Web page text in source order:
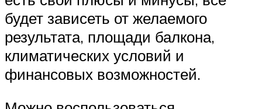
будет зависеть от желаемого
результата, площади балкона,
климатических условий и
финансовых возможностей.